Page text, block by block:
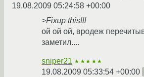
19.08.2009 05:24:58 +00:00
>Fixup this!!!
ой ой ой, вродеж
заметил....
sniper21 ★★★★★
19.08.2009 05:33:54 +00:00